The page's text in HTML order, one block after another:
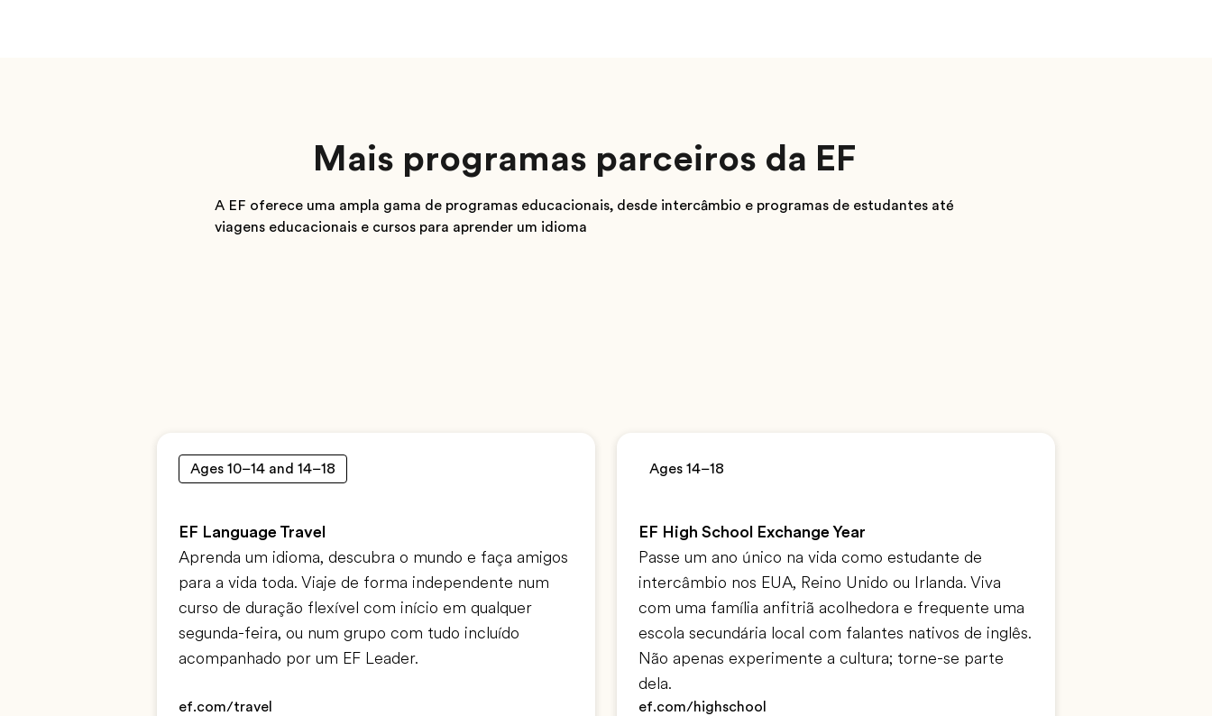
Mais programas parceiros da EF
A EF oferece uma ampla gama de programas educacionais, desde intercâmbio e programas de estudantes até
viagens educacionais e cursos para aprender um idioma
Ages 10–14 and 14–18
EF Language Travel
Aprenda um idioma, descubra o mundo e faça amigos
para a vida toda. Viaje de forma independente num
curso de duração flexível com início em qualquer
segunda-feira, ou num grupo com tudo incluído
acompanhado por um EF Leader.
ef.com/travel
Ages 14–18
EF High School Exchange Year
Passe um ano único na vida como estudante de
intercâmbio nos EUA, Reino Unido ou Irlanda. Viva
com uma família anfitriã acolhedora e frequente uma
escola secundária local com falantes nativos de inglês.
Não apenas experimente a cultura; torne-se parte
dela.
ef.com/highschool